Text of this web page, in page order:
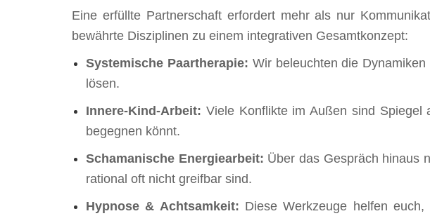
Eine erfüllte Partnerschaft erfordert mehr als nur
bewährte Disziplinen zu einem integrativen Gesamtkonzept:
Systemische Paartherapie: Wir beleuchten die
lösen.
Innere-Kind-Arbeit: Viele Konflikte im Außen sind
begegnen könnt.
Schamanische Energiearbeit: Über das Gespräch hinaus
rational oft nicht greifbar sind.
Hypnose & Achtsamkeit: Diese Werkzeuge helfen